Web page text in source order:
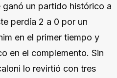
un partido histórico a
perdía 2 a 0 por un
en el primer tiempo y
en el complemento. Sin
lo revirtió con tres